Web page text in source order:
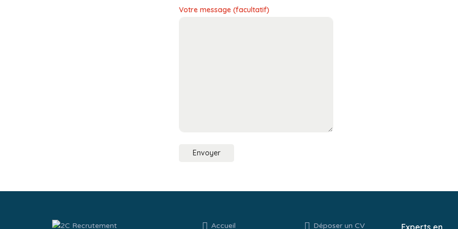
Votre message (facultatif)
Accueil Déposer un CV Experts en